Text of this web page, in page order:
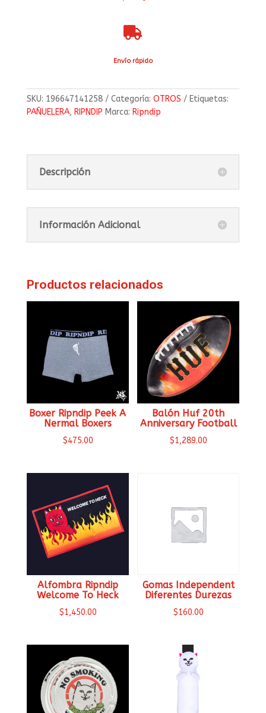

Envío rápido
SKU: 196647141258 Categoría: OTROS
Etiquetas:
PAÑUELERA, RIPNDIP Marca: Ripndip
Descripción
Información Adicional
Productos relacionados
Boxer Ripndip Peek A
Nermal Boxers
$475.00
Balón Huf 20th
Anniversary Football
$1,289.00
Alfombra Ripndip
Welcome To Heck
$1,450.00
Gomas Independent
Diferentes Durezas
$160.00